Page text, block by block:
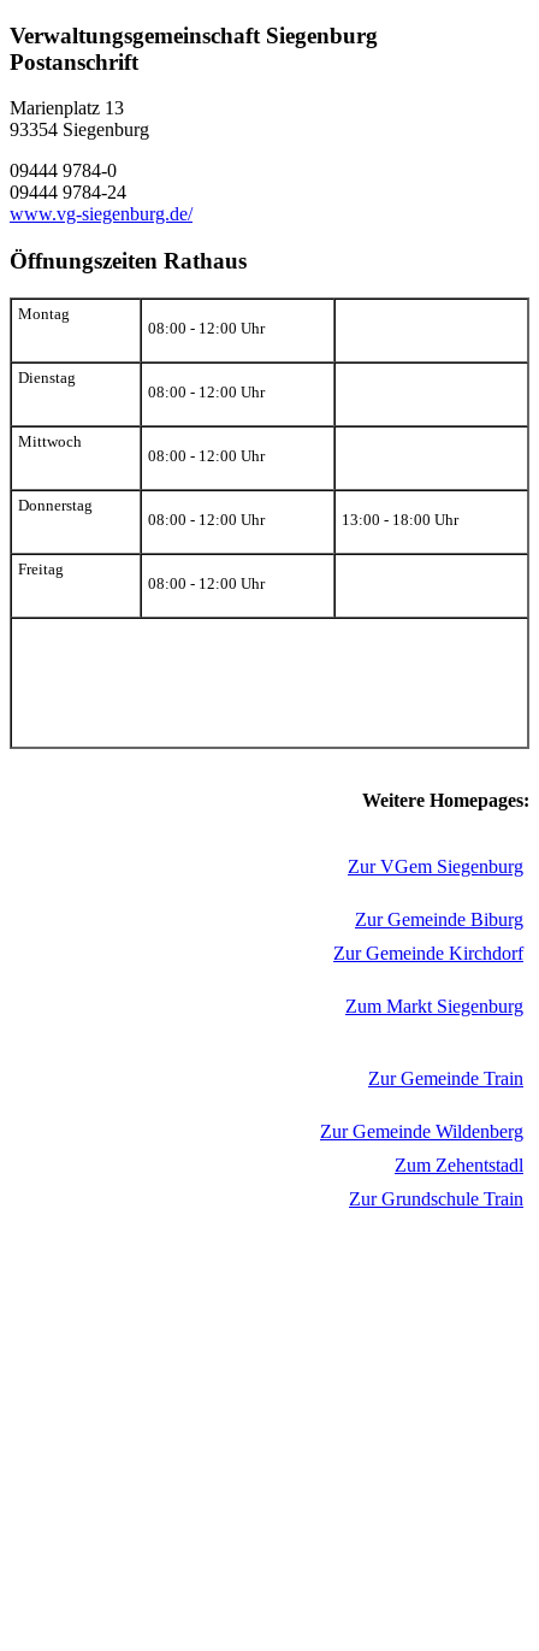
Verwaltungsgemeinschaft Siegenburg
Postanschrift
Marienplatz 13
93354 Siegenburg
09444 9784-0
09444 9784-24
www.vg-siegenburg.de/
Öffnungszeiten Rathaus
Montag
08:00 - 12:00 Uhr
Dienstag
08:00 - 12:00 Uhr
Mittwoch
08:00 - 12:00 Uhr
Donnerstag
08:00 - 12:00 Uhr
13:00 - 18:00 Uhr
Freitag
08:00 - 12:00 Uhr
Weitere Homepages:
Zur VGem Siegenburg
Zur Gemeinde Biburg
Zur Gemeinde Kirchdorf
Zum Markt Siegenburg
Zur Gemeinde Train
Zur Gemeinde Wildenberg
Zum Zehentstadl
Zur Grundschule Train